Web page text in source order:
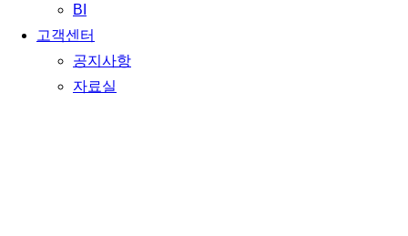
BI
고객센터
공지사항
자료실